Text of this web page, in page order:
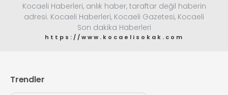
Kocaeli Haberleri, anlık haber, taraftar değil haberin
adresi. Kocaeli Haberleri, Kocaeli Gazetesi, Kocaeli
Son dakika Haberleri
https://www.kocaelisokak.com
Trendler